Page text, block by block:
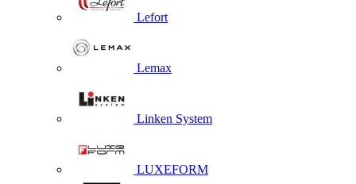
Lefort
Lemax
Linken System
LUXEFORM